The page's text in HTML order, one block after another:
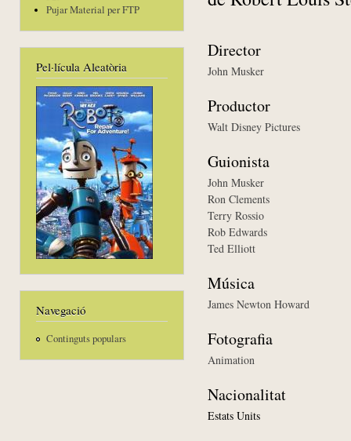
Pujar Material per FTP
Pel·lícula Aleatòria
Navegació
Continguts populars
Director
John Musker
Productor
Walt Disney Pictures
Guionista
John Musker
Ron Clements
Terry Rossio
Rob Edwards
Ted Elliott
Música
James Newton Howard
Fotografia
Animation
Nacionalitat
Estats Units